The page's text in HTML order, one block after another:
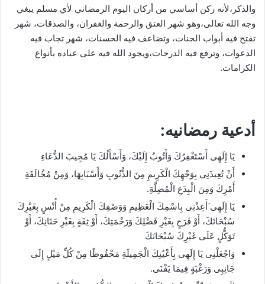
والذكر،لأنه ركن أساسي من أركان اليوم الرمضاني لأي مسلم يبغي
وجه الله تعالى،وهو شهر العتق والرحمة والغفران، والصدقات، شهر
تفتح فيه أبواب الجنات، وتضاعف فيه الحسنات، شهر تجاب فيه
الدعوات، وترفع فيه الدرجات،ويجود الله فيه على عباده بأنواع
الكرامات.
أدعية رمضانيه:
يَا إِلَهِى أَسْتَغْفِرُكَ وَأَتُوبُ إِلَيْكَ، وَأَسْأَلُكَ يَا مُجِيبَ الدُّعَاءِ
أَنْ تُعِيذَنِى بِوَجْهِكَ الْكَرِيمِ مِنَ الذُّنُوبِ وَأَسْبَابِهَا، وَمِنْ مُخُالَفَةِ
أَمْرِكَ وَمِنَ الْبِدَعِ الْمُضِلَّةِ.
يَا إِلَهِى َأَعِذْنِى بِاسْمِكَ الْعَظِيمِ وَوَصْفِكَ الْكَرِيمِ مِنْ أُنْسٍ بِغَيْرِكَ
سُبْحَانَكَ، أَوْ فَرَحٍ بِغَيْرِ فَضْلِكَ وَرَحْمَتِكَ، أَوْ ثِقَةٍ بِغَيْرِ حَنَانِكَ، أَوْ
تَوَكُّلٍ عَلَى غَيْرِكَ سُبْحَانَكَ
وَاجْعَلْنِى يَا إِلَهِى بِأَعْيُنِكَ الْجَمِيلَةِ مَحْفُوظًا مِنْ كُلِّ مَيْلٍ إِلَى
جَانِبِى وَرَغْبَةٍ فِيمَا يَفْنَى.